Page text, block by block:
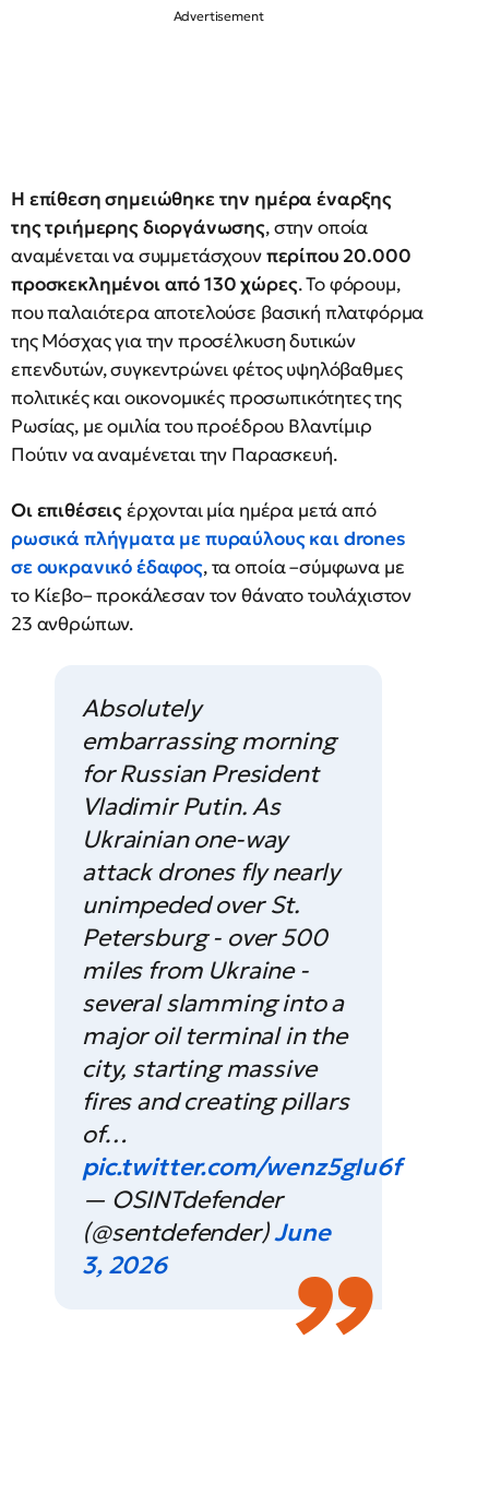
Η επίθεση σημειώθηκε την ημέρα έναρξης
της τριήμερης διοργάνωσης, στην οποία
αναμένεται να συμμετάσχουνπερίπου 20.000
προσκεκλημένοι από 130 χώρες. Το φόρουμ,
που παλαιότερα αποτελούσε βασική πλατφόρμα
της Μόσχας για την προσέλκυση δυτικών
επενδυτών, συγκεντρώνει φέτος υψηλόβαθμες
πολιτικές και οικονομικές προσωπικότητες της
Ρωσίας, με ομιλία του προέδρου Βλαντίμιρ
Πούτιν να αναμένεται την Παρασκευή.
Οι επιθέσειςέρχονται μία ημέρα μετά από
ρωσικά πλήγματα με πυραύλους και drones
σε ουκρανικό έδαφος, τα οποία –σύμφωνα με
το Κίεβο– προκάλεσαν τον θάνατο τουλάχιστον
23 ανθρώπων.
Absolutely
embarrassing morning
for Russian President
Vladimir Putin. As
Ukrainian one-way
attack drones fly nearly
unimpeded over St.
Petersburg - over 500
miles from Ukraine -
several slamming into a
major oil terminal in the
city, starting massive
fires and creating pillars
of…
pic.twitter.com/wenz5gIu6f
— OSINTdefender
(@sentdefender)June
3, 2026